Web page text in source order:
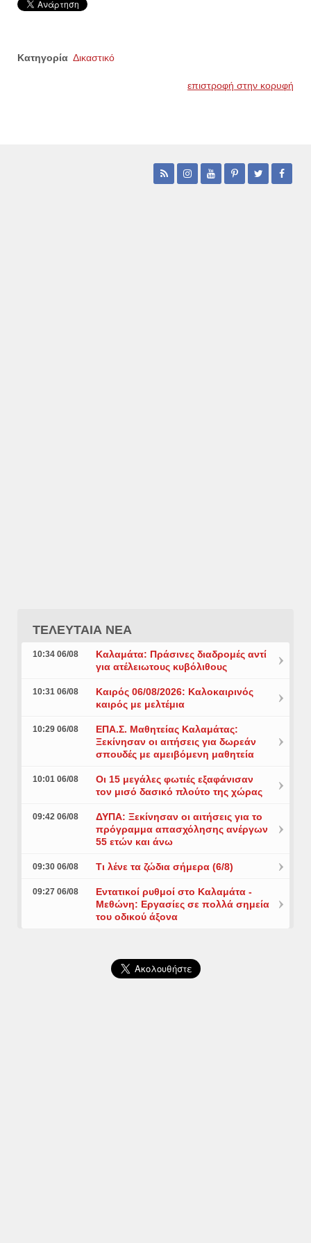
Κατηγορία Δικαστικό
επιστροφή στην κορυφή
ΤΕΛΕΥΤΑΙΑ ΝΕΑ
10:34 06/08
Καλαμάτα: Πράσινες διαδρομές αντί
για ατέλειωτους κυβόλιθους
10:31 06/08
Καιρός 06/08/2026: Καλοκαιρινός
καιρός με μελτέμια
10:29 06/08
ΕΠΑ.Σ. Μαθητείας Καλαμάτας:
Ξεκίνησαν οι αιτήσεις για δωρεάν
σπουδές με αμειβόμενη μαθητεία
10:01 06/08
Οι 15 μεγάλες φωτιές εξαφάνισαν
τον μισό δασικό πλούτο της χώρας
09:42 06/08
ΔΥΠΑ: Ξεκίνησαν οι αιτήσεις για το
πρόγραμμα απασχόλησης ανέργων
55 ετών και άνω
09:30 06/08 Τι λένε τα ζώδια σήμερα (6/8)
09:27 06/08
Εντατικοί ρυθμοί στο Καλαμάτα -
Μεθώνη: Εργασίες σε πολλά σημεία
του οδικού άξονα